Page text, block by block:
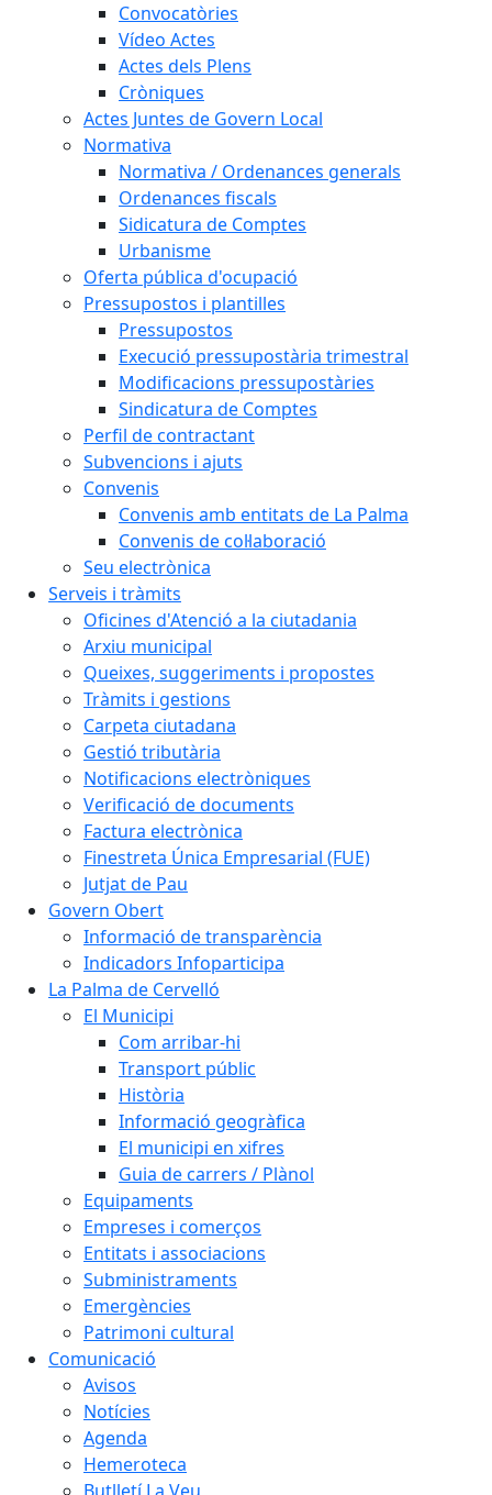
Convocatòries
Vídeo Actes
Actes dels Plens
Cròniques
Actes Juntes de Govern Local
Normativa
Normativa / Ordenances generals
Ordenances fiscals
Sidicatura de Comptes
Urbanisme
Oferta pública d'ocupació
Pressupostos i plantilles
Pressupostos
Execució pressupostària trimestral
Modificacions pressupostàries
Sindicatura de Comptes
Perfil de contractant
Subvencions i ajuts
Convenis
Convenis amb entitats de La Palma
Convenis de col·laboració
Seu electrònica
Serveis i tràmits
Oficines d'Atenció a la ciutadania
Arxiu municipal
Queixes, suggeriments i propostes
Tràmits i gestions
Carpeta ciutadana
Gestió tributària
Notificacions electròniques
Verificació de documents
Factura electrònica
Finestreta Única Empresarial (FUE)
Jutjat de Pau
Govern Obert
Informació de transparència
Indicadors Infoparticipa
La Palma de Cervelló
El Municipi
Com arribar-hi
Transport públic
Història
Informació geogràfica
El municipi en xifres
Guia de carrers / Plànol
Equipaments
Empreses i comerços
Entitats i associacions
Subministraments
Emergències
Patrimoni cultural
Comunicació
Avisos
Notícies
Agenda
Hemeroteca